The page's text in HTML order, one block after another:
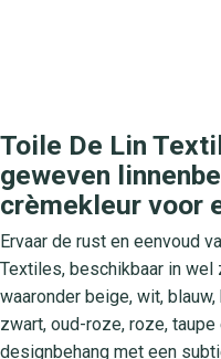
Toile De Lin
geweven
crèmekleur voor
Ervaar de rust en eenvoud
Textiles, beschikbaar in wel
waaronder beige, wit,
zwart, oud-roze, roze,
designbehang met een